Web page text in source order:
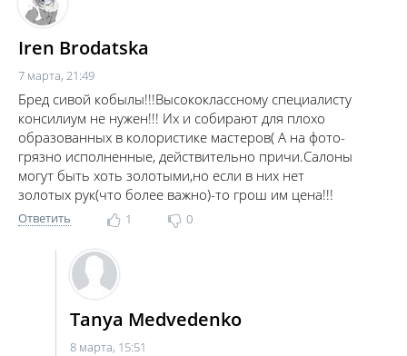
Iren Brodatska
7 марта, 21:49
Бред сивой кобылы!!!Высококлассному специалисту
консилиум не нужен!!! Их и собирают для плохо
образованных в колористике мастеров( А на фото-
грязно исполненные, действительно причи.Салоны
могут быть хоть золотыми,но если в них нет
золотых рук(что более важно)-то грош им цена!!!
Ответить 1 0
Tanya Medvedenko
8 марта, 15:51